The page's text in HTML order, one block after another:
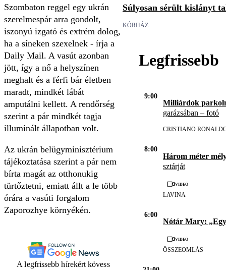
Szombaton reggel egy ukrán
szerelmespár arra gondolt,
iszonyú izgató és extrém dolog,
ha a síneken szexelnek - írja a
Daily Mail. A vasút azonban
jött, így a nő a helyszínen
meghalt és a férfi bár életben
maradt, mindkét lábát
amputálni kellett. A rendőrség
szerint a pár mindkét tagja
illuminált állapotban volt.
Az ukrán belügyminisztérium
tájékoztatása szerint a pár nem
bírta magát az otthonukig
türtőztetni, emiatt állt a le több
órára a vasúti forgalom
Zaporozhye környékén.
A legfrissebb hírekért kövess
Súlyosan sérült kislányt
KÓRHÁZ
Legfrissebb
9:00
Milliárdok
garázsában – fotó
CRISTIANO
8:00
Három méter
sztárját
Videó
LAVINA
6:00
Nótár Mary: „Egy
Videó
ÖSSZEOMLÁS